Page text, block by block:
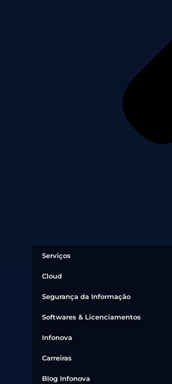
Serviços
Cloud
Segurança da Informação
Softwares & Licenciamentos
Infonova
Carreiras
Blog Infonova